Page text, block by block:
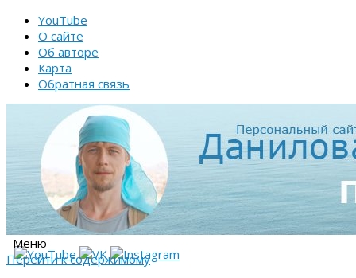
YouTube
О сайте
Об авторе
Карта
Обратная связь
Меню
Перейти к содержимому